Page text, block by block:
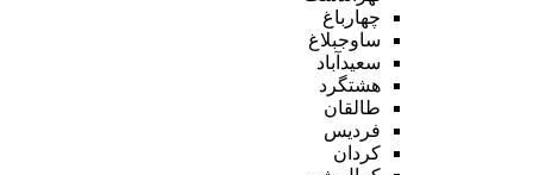
چهارباغ
ساوجبلاغ
سعیدآباد
هشتگرد
طالقان
فردیس
کردان